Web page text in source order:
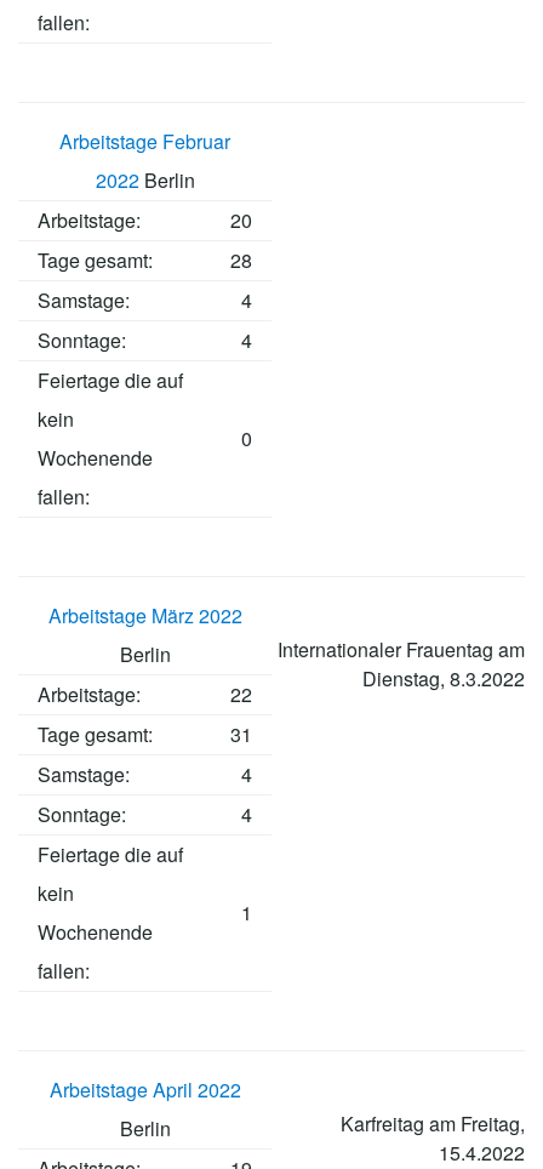
fallen:
Arbeitstage Februar
2022Berlin
Arbeitstage:
20
Tage gesamt:
28
Samstage:
4
Sonntage:
4
Feiertage die auf
kein
Wochenende
fallen:
0
Arbeitstage März 2022
Berlin
Arbeitstage:
22
Tage gesamt:
31
Samstage:
4
Sonntage:
4
Feiertage die auf
kein
Wochenende
fallen:
1
Internationaler Frauentag am
Dienstag, 8.3.2022
Arbeitstage April 2022
Berlin
Karfreitag am Freitag,
15.4.2022